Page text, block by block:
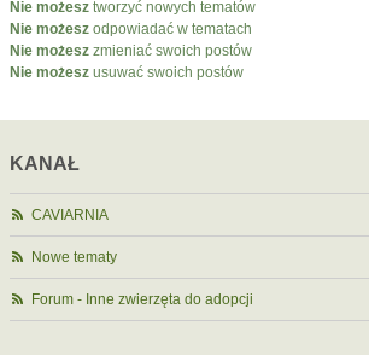
Nie możesz tworzyć nowych tematów
Nie możesz odpowiadać w tematach
Nie możesz zmieniać swoich postów
Nie możesz usuwać swoich postów
KANAŁ
CAVIARNIA
Nowe tematy
Forum - Inne zwierzęta do adopcji